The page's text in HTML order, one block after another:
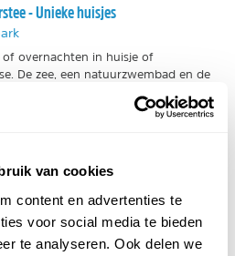
van cookies
content en advertenties te
voor social media te bieden
te analyseren. Ook delen we
- Unieke huisjes
of overnachten in huisje of
De zee, een natuurzwembad en de
- Strandhotel Zoomers
in de duinen van Castricum en
Duinreservaat.